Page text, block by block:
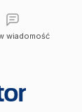
wiadomość